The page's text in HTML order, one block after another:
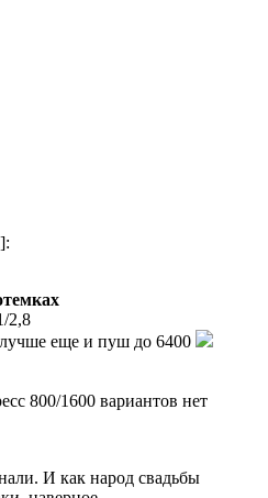
2,8
еще и пуш до 6400
800/1600 вариантов нет
И как народ свадьбы